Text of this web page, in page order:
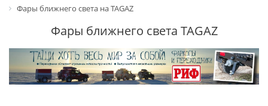
Фары ближнего света на TAGAZ
Фары ближнего света TAGAZ